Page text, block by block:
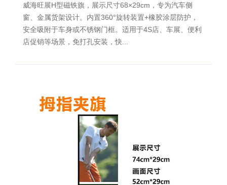
威海旺展H型磁铁旗，展示尺寸68×29cm，专为汽车侧
窗、金属货架设计。内置360°旋转装置+橡胶涂层防护，
安全吸附于车身或不锈钢门框。适用于4S店、车展、便利
店促销等场景，免打孔安装，快...